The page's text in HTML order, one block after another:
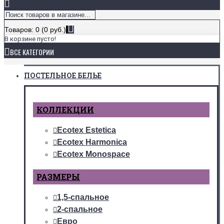
Товаров: 0 (0 руб.)
В корзине пусто!
ВСЕ КАТЕГОРИИ
ПОСТЕЛЬНОЕ БЕЛЬЕ
КОЛЛЕКЦИИ
Ecotex Estetica
Ecotex Harmonica
Ecotex Monospace
РАЗМЕРЫ
1,5-спальное
2-спальное
Евро